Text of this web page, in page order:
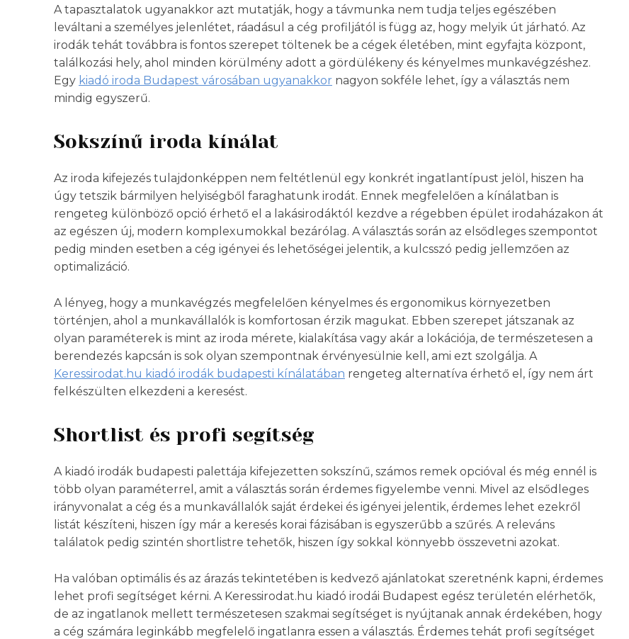
A tapasztalatok ugyanakkor azt mutatják, hogy a távmunka nem tudja teljes egészében
leváltani a személyes jelenlétet, ráadásul a cég profiljától is függ az, hogy melyik út járható. Az
irodák tehát továbbra is fontos szerepet töltenek be a cégek életében, mint egyfajta központ,
találkozási hely, ahol minden körülmény adott a gördülékeny és kényelmes munkavégzéshez.
Egy kiadó iroda Budapest városában ugyanakkor nagyon sokféle lehet, így a választás nem
mindig egyszerű.
Sokszínű iroda kínálat
Az iroda kifejezés tulajdonképpen nem feltétlenül egy konkrét ingatlantípust jelöl, hiszen ha
úgy tetszik bármilyen helyiségből faraghatunk irodát. Ennek megfelelően a kínálatban is
rengeteg különböző opció érhető el a lakásirodáktól kezdve a régebben épület irodaházakon át
az egészen új, modern komplexumokkal bezárólag. A választás során az elsődleges szempontot
pedig minden esetben a cég igényei és lehetőségei jelentik, a kulcsszó pedig jellemzően az
optimalizáció.
A lényeg, hogy a munkavégzés megfelelően kényelmes és ergonomikus környezetben
történjen, ahol a munkavállalók is komfortosan érzik magukat. Ebben szerepet játszanak az
olyan paraméterek is mint az iroda mérete, kialakítása vagy akár a lokációja, de természetesen a
berendezés kapcsán is sok olyan szempontnak érvényesülnie kell, ami ezt szolgálja. A
Keressirodat.hu kiadó irodák budapesti kínálatában rengeteg alternatíva érhető el, így nem árt
felkészülten elkezdeni a keresést.
Shortlist és profi segítség
A kiadó irodák budapesti palettája kifejezetten sokszínű, számos remek opcióval és még ennél is
több olyan paraméterrel, amit a választás során érdemes figyelembe venni. Mivel az elsődleges
irányvonalat a cég és a munkavállalók saját érdekei és igényei jelentik, érdemes lehet ezekről
listát készíteni, hiszen így már a keresés korai fázisában is egyszerűbb a szűrés. A releváns
találatok pedig szintén shortlistre tehetők, hiszen így sokkal könnyebb összevetni azokat.
Ha valóban optimális és az árazás tekintetében is kedvező ajánlatokat szeretnénk kapni, érdemes
lehet profi segítséget kérni. A Keressirodat.hu kiadó irodái Budapest egész területén elérhetők,
de az ingatlanok mellett természetesen szakmai segítséget is nyújtanak annak érdekében, hogy
a cég számára leginkább megfelelő ingatlanra essen a választás. Érdemes tehát profi segítséget